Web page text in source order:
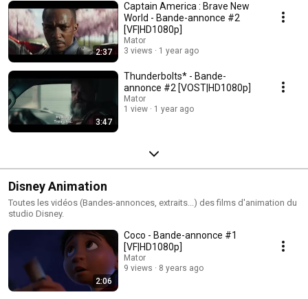
2:37
Captain America : Brave New
World - Bande-annonce #2
[VF|HD1080p]
Mator
3 views
1 year ago
3:47
Thunderbolts* - Bande-
annonce #2 [VOST|HD1080p]
Mator
1 view
1 year ago
Disney Animation
Toutes les vidéos (Bandes-annonces, extraits...) des films d'animation du
studio Disney.
2:06
Coco - Bande-annonce #1
[VF|HD1080p]
Mator
9 views
8 years ago